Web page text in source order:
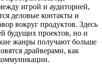
игрой и аудиторией,
деловые контакты и
вокруг продуктов. Здесь
будущих проектов, но и
жанры получают больше
драйверами, как